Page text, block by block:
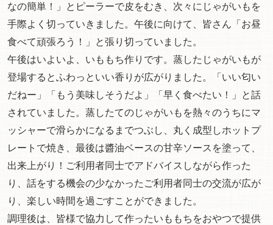
なの簡単！」とピーラーで皮をむき、次々にじゃがいもを
手際よく切っていきました。午後に向けて、皆さん「お昼
食べて頑張ろう！」と張り切っていました。
午後はいよいよ、いももち作りです。蒸したじゃがいもが
登場するとふわっといい香りが広がりました。「いい匂い
だねー」「もう美味しそうだよ」「早く食べたい！」と話
されていました。蒸したてのじゃがいもを熱々のうちにマ
ッシャーで滑らかになるまでつぶし、丸く成型しホットプ
レートで焼き、最後は醬油ベースの甘辛ソースを塗って、
出来上がり！ご利用者同士でアドバイスしながら作った
り、話をする機会の少なかったご利用者同士の交流が広が
り、楽しい時間を過ごすことができました。
調理後は、皆様で協力して作ったいももちをおやつで提供